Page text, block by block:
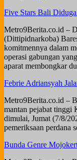
Five Stars Bali
Metro9Berita.co.id –
(Dittipidnarkoba)
komitmennya dalam
operasi gabungan
aparat membongkar
Febrie Adriansyah
Metro9Berita.co.id –
mantan pejabat tinggi
dimulai, Jumat (7/8/
pemeriksaan perdana
Bunda Genre